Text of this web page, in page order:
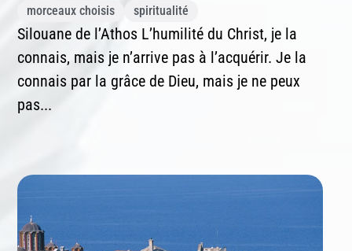
morceaux choisis spiritualité
Silouane de l’Athos L’humilité du Christ, je la
connais, mais je n’arrive pas à l’acquérir. Je la
connais par la grâce de Dieu, mais je ne peux
pas...